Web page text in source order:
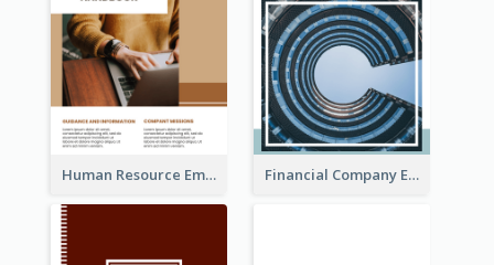
Human Resource Employee Handbook Financial Company Employee Handbook